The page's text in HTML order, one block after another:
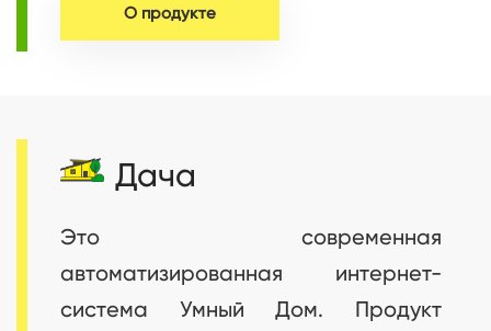
О продукте
Дача
Это современная
автоматизированная интернет-
система Умный Дом. Продукт